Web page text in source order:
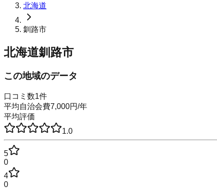
北海道
釧路市
北海道釧路市
この地域のデータ
口コミ数1件
平均自治会費7,000円/年
平均評価
1.0
5
0
4
0